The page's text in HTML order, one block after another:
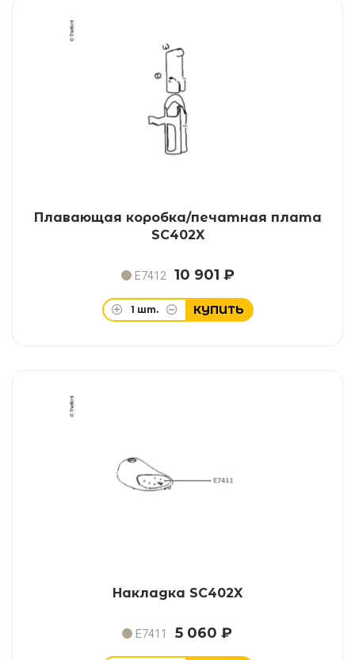
Плавающая коробка/печатная плата
SC402X
E7412 10 901 ₽
1 шт. КУПИТЬ
Накладка SC402X
E7411 5 060 ₽